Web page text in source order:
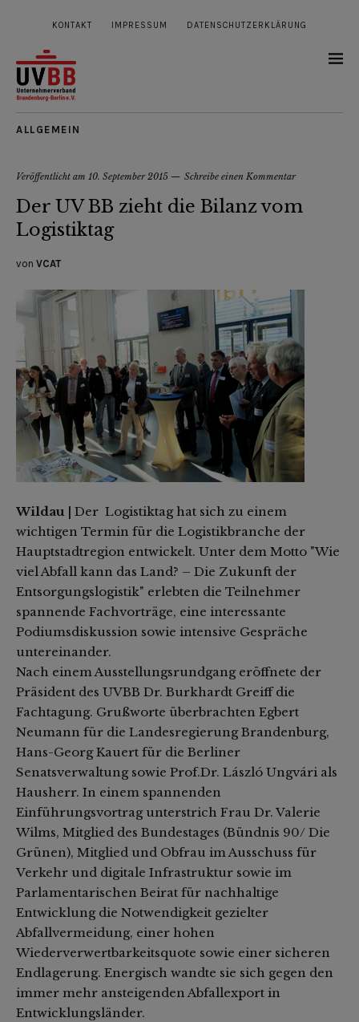
KONTAKT IMPRESSUM DATENSCHUTZERKLÄRUNG
ALLGEMEIN
Veröffentlicht am 10. September 2015 Schreibe einen Kommentar
Der UV BB zieht die Bilanz vom
Logistiktag
von VCAT
Wildau |
Der Logistiktag hat sich zu einem
wichtigen Termin für die Logistikbranche der
Hauptstadtregion entwickelt. Unter dem Motto "Wie
viel Abfall kann das Land? – Die Zukunft der
Entsorgungslogistik" erlebten die Teilnehmer
spannende Fachvorträge, eine interessante
Podiumsdiskussion sowie intensive Gespräche
untereinander.
Nach einem Ausstellungsrundgang eröffnete der
Präsident des UVBB Dr. Burkhardt Greiff die
Fachtagung. Grußworte überbrachten Egbert
Neumann für die Landesregierung Brandenburg,
Hans-Georg Kauert für die Berliner
Senatsverwaltung sowie Prof.Dr. László Ungvári als
Hausherr. In einem spannenden
Einführungsvortrag unterstrich Frau Dr. Valerie
Wilms, Mitglied des Bundestages (Bündnis 90/ Die
Grünen), Mitglied und Obfrau im Ausschuss für
Verkehr und digitale Infrastruktur sowie im
Parlamentarischen Beirat für nachhaltige
Entwicklung die Notwendigkeit gezielter
Abfallvermeidung, einer hohen
Wiederverwertbarkeitsquote sowie einer sicheren
Endlagerung. Energisch wandte sie sich gegen den
immer mehr ansteigenden Abfallexport in
Entwicklungsländer.